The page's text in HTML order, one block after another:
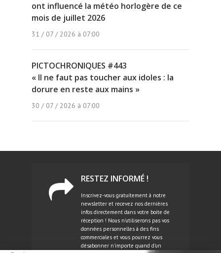
ont influencé la météo horlogère de ce
mois de juillet 2026
31 / 07 / 2026 à 07:00
PICTOCHRONIQUES #443
« Il ne faut pas toucher aux idoles : la
dorure en reste aux mains »
30 / 07 / 2026 à 07:00
RESTEZ INFORMÉ !
Inscrivez-vous gratuitement à notre
newsletter et recevez nos dernières
infos directement dans votre boite de
réception ! Nous n'utiliserons pas vos
données personnelles à des fins
commerciales et vous pourrez vous
désabonner n'importe quand d'un